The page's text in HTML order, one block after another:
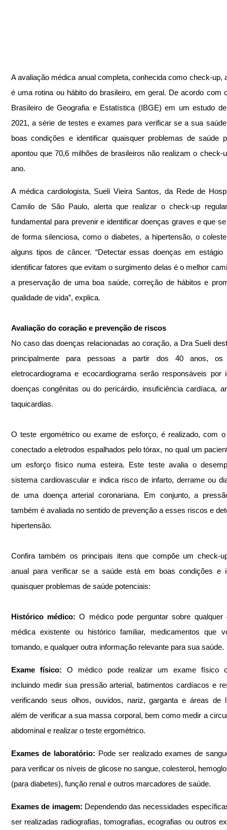
A avaliação médica anual completa, conhecida como check-up,
é uma rotina ou hábito do brasileiro, em geral. De acordo com
Brasileiro de Geografia e Estatística (IBGE) em um estudo
2021, a série de testes e exames para verificar se a sua
boas condições e identificar quaisquer problemas de saúde
apontou que 70,6 milhões de brasileiros não realizam o check-
ano.
A médica cardiologista, Sueli Vieira Santos, da Rede de
Camilo de São Paulo, alerta que realizar o check-up
fundamental para prevenir e identificar doenças graves e que
de forma silenciosa, como o diabetes, a hipertensão, o
alguns tipos de câncer. “Detectar essas doenças em estágio
identificar fatores que evitam o surgimento delas é o melhor
a preservação de uma boa saúde, correção de hábitos e
qualidade de vida”, explica.
Avaliação do coração e prevenção de riscos
No caso das doenças relacionadas ao coração, a Dra Sueli
principalmente para pessoas a partir dos 40 anos, os
eletrocardiograma e ecocardiograma serão responsáveis por
doenças congênitas ou do pericárdio, insuficiência cardíaca,
taquicardias.
O teste ergométrico ou exame de esforço, é realizado, com o
conectado a eletrodos espalhados pelo tórax, no qual um
um esforço físico numa esteira. Este teste avalia o
sistema cardiovascular e indica risco de infarto, derrame ou
de uma doença arterial coronariana. Em conjunto, a
também é avaliada no sentido de prevenção a esses riscos e
hipertensão.
Confira também os principais itens que compõe um check-
anual para verificar se a saúde está em boas condições e
quaisquer problemas de saúde potenciais:
Histórico médico: O médico pode perguntar sobre qualquer
médica existente ou histórico familiar, medicamentos que
tomando, e qualquer outra informação relevante para sua saúde.
Exame físico: O médico pode realizar um exame físico
incluindo medir sua pressão arterial, batimentos cardíacos e
verificando seus olhos, ouvidos, nariz, garganta e áreas de
além de verificar a sua massa corporal, bem como medir a
abdominal e realizar o teste ergométrico.
Exames de laboratório: Pode ser realizado exames de
para verificar os níveis de glicose no sangue, colesterol,
(para diabetes), função renal e outros marcadores de saúde.
Exames de imagem: Dependendo das necessidades
ser realizadas radiografias, tomografias, ecografias ou outros